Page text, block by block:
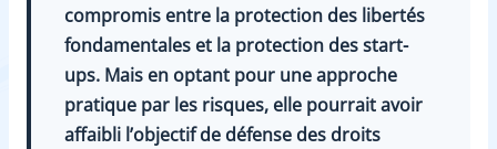
compromis entre la protection des libertés
fondamentales et la protection des start-
ups. Mais en optant pour une approche
pratique par les risques, elle pourrait avoir
affaibli l’objectif de défense des droits